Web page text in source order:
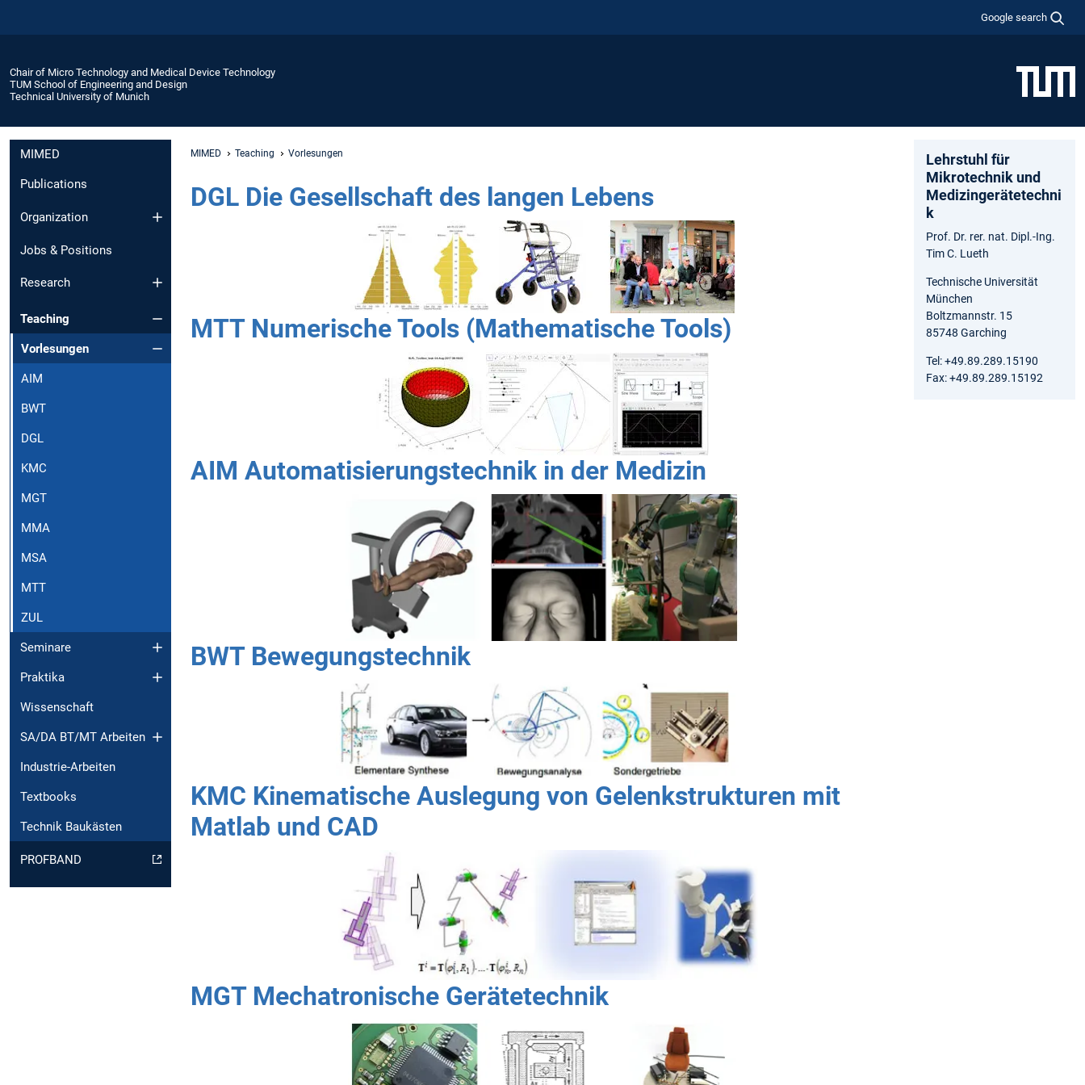
Google search
Chair of Micro Technology and Medical Device Technology
TUM School of Engineering and Design
Technical University of Munich
MIMED
Publications
Organization
Jobs & Positions
Research
Teaching
Vorlesungen
AIM
BWT
DGL
KMC
MGT
MMA
MSA
MTT
ZUL
Seminare
Praktika
Wissenschaft
SA/DA BT/MT Arbeiten
Industrie-Arbeiten
Textbooks
Technik Baukästen
PROFBAND
MIMED Teaching Vorlesungen
DGL Die Gesellschaft des langen Lebens
MTT Numerische Tools (Mathematische Tools)
AIM Automatisierungstechnik in der Medizin
BWT Bewegungstechnik
KMC Kinematische Auslegung von Gelenkstrukturen mit
Matlab und CAD
MGT Mechatronische Gerätetechnik
Lehrstuhl für
Mikrotechnik und
Medizingerätetechni
k
Prof. Dr. rer. nat. Dipl.-Ing.
Tim C. Lueth
Technische Universität
München
Boltzmannstr. 15
85748 Garching
Tel: +49.89.289.15190
Fax: +49.89.289.15192